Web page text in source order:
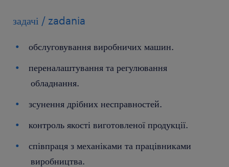
задачі / zadania
обслуговування виробничих машин.
переналаштування та регулювання
обладнання.
зсунення дрібних несправностей.
контроль якості виготовленої продукції.
співпраця з механіками та працівниками
виробництва.